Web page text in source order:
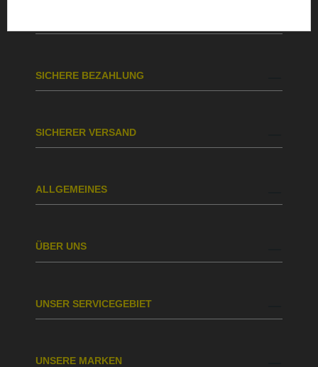
SICHERE BEZAHLUNG
SICHERER VERSAND
ALLGEMEINES
ÜBER UNS
UNSER SERVICEGEBIET
UNSERE MARKEN